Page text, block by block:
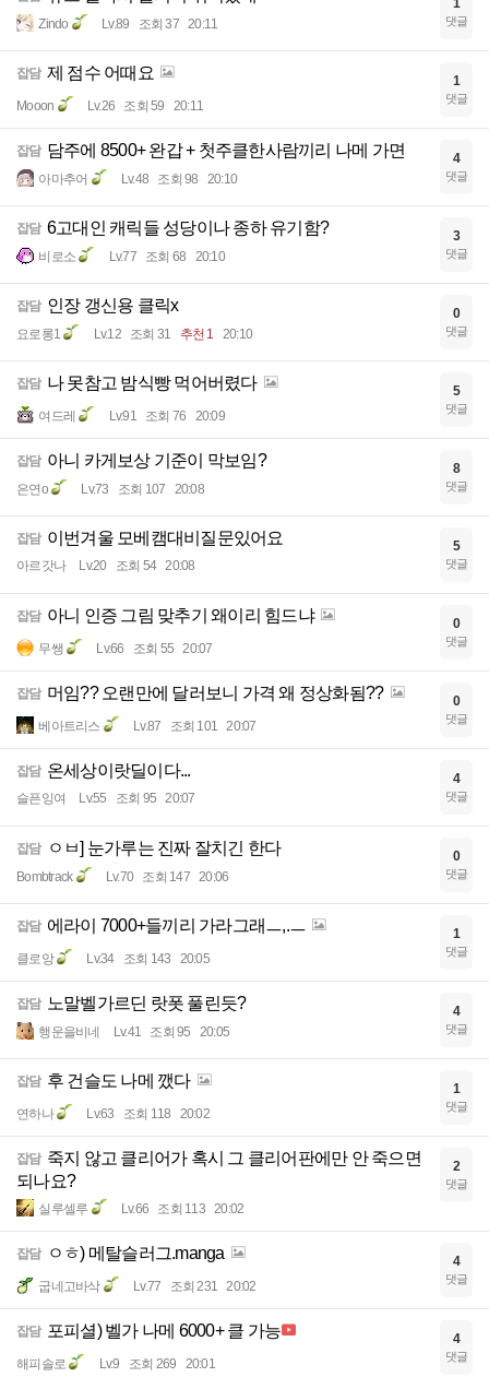
Zindo Lv.89 조회 37 20:11 댓글
잡담 제 점수 어때요
Mooon Lv.26 조회 59 20:11
1
댓글
잡담 담주에 8500+ 완갑 + 첫주클한사람끼리 나메 가면
아마추어 Lv.48 조회 98 20:10
4
댓글
잡담 6고대인 캐릭들 성당이나 종하 유기함?
비로소 Lv.77 조회 68 20:10
3
댓글
잡담 인장 갱신용 클릭x
요로롱1 Lv.12 조회 31 추천 1 20:10
0
댓글
잡담 나 못참고 밤식빵 먹어버렸다
여드레 Lv.91 조회 76 20:09
5
댓글
잡담 아니 카게보상 기준이 막보임?
은연o Lv.73 조회 107 20:08
8
댓글
잡담 이번겨울 모베캠대비질문있어요
아르갓나 Lv.20 조회 54 20:08
5
댓글
잡담 아니 인증 그림 맞추기 왜이리 힘드냐
무쌩 Lv.66 조회 55 20:07
0
댓글
잡담 머임?? 오랜만에 달러보니 가격 왜 정상화됨??
베아트리스 Lv.87 조회 101 20:07
0
댓글
잡담 온세상이랏딜이다...
슬픈잉여 Lv.55 조회 95 20:07
4
댓글
잡담 ㅇㅂ] 눈가루는 진짜 잘치긴 한다
Bombtrack Lv.70 조회 147 20:06
0
댓글
잡담 에라이 7000+들끼리 가라그래ㅡ,.ㅡ
클로앙 Lv.34 조회 143 20:05
1
댓글
잡담 노말벨가르딘 랏폿 풀린듯?
행운을비네 Lv.41 조회 95 20:05
4
댓글
잡담 후 건슬도 나메 깼다
연하나 Lv.63 조회 118 20:02
1
댓글
잡담 죽지 않고 클리어가 혹시 그 클리어판에만 안 죽으면
되나요?
실루셀루 Lv.66 조회 113 20:02
2
댓글
잡담 ㅇㅎ) 메탈슬러그.manga
굽네고바삭 Lv.77 조회 231 20:02
4
댓글
잡담 포피셜) 벨가 나메 6000+ 클 가능
해피솔로 Lv.9 조회 269 20:01
4
댓글